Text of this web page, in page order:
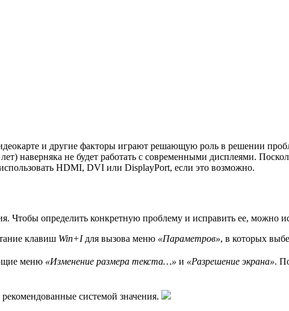
и другие факторы играют решающую роль в решении
наверняка не будет работать с современными дисплеями.
HDMI, DVI или DisplayPort, если это возможно.
Чтобы определить конкретную проблему и исправить ее, можно
клавиш Win+Iдля вызова меню «Параметров», в которых
меню «Изменение размера текста…» и «Разрешение экрана».
системой значения.